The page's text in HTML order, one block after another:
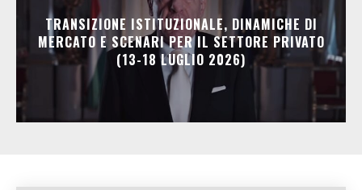
TRANSIZIONE ISTITUZIONALE, DINAMICHE DI
MERCATO E SCENARI PER IL SETTORE PRIVATO
(13-18 LUGLIO 2026)